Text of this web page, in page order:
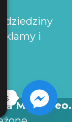
dziedziny
i
MultiCreo.